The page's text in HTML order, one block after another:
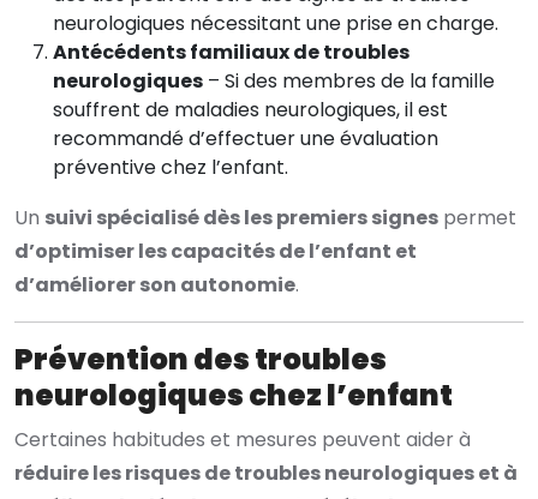
neurologiques nécessitant une prise en charge.
Antécédents familiaux de troubles
neurologiques – Si des membres de la famille
souffrent de maladies neurologiques, il est
recommandé d’effectuer une évaluation
préventive chez l’enfant.
Un suivi spécialisé dès les premiers signes permet
d’optimiser les capacités de l’enfant et
d’améliorer son autonomie.
Prévention des troubles
neurologiques chez l’enfant
Certaines habitudes et mesures peuvent aider à
réduire les risques de troubles neurologiques et à